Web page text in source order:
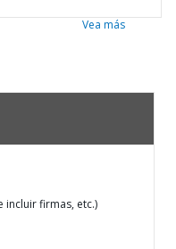
Vea más
firmas, etc.)